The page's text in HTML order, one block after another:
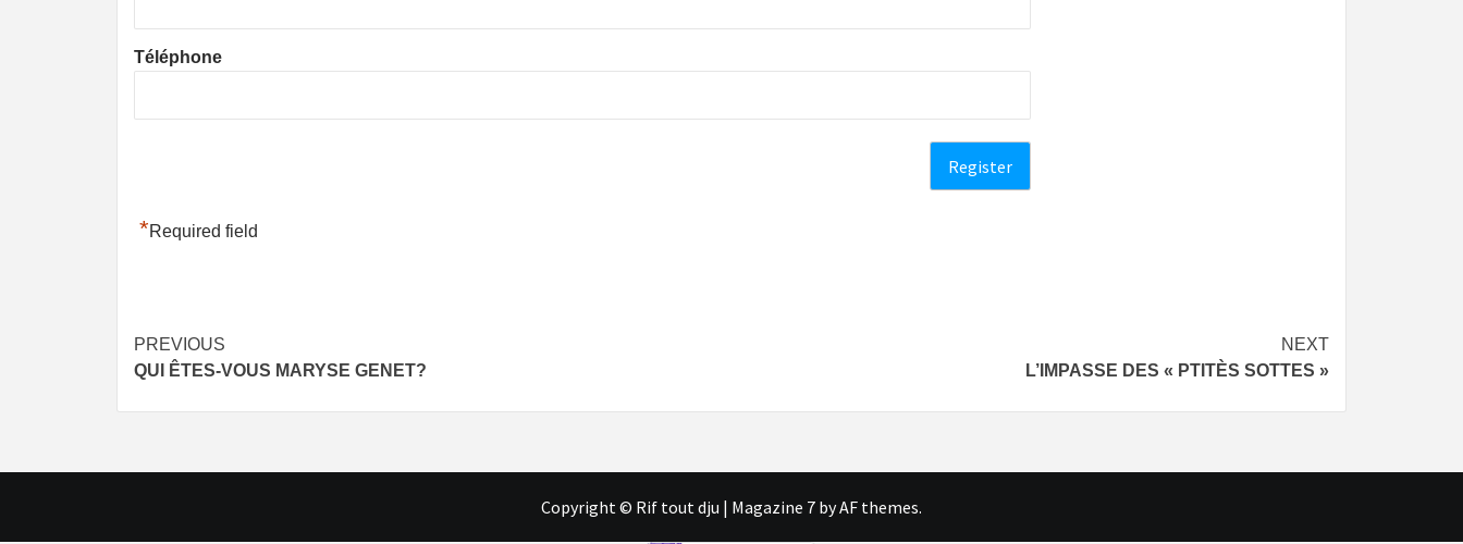
Téléphone
*Required field
Post
navigation
PREVIOUS
QUI ÊTES-VOUS MARYSE GENET?
NEXT
L’IMPASSE DES « PTITÈS SOTTES »
Copyright © Rif tout dju | Magazine 7 by AF themes.